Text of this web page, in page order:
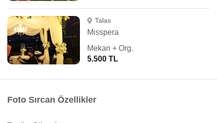
Talas
Misspera
Mekan + Org.
5.500 TL
Foto Sırcan Özellikler